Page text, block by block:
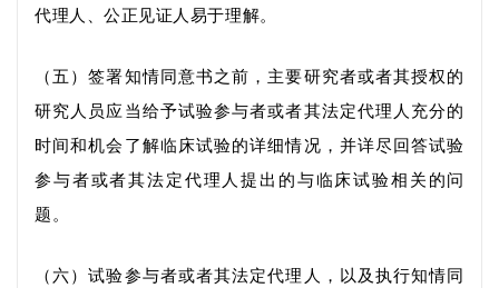
代理人、公正 见证人易于理解。
（五）签署知情同意书之前，主要研究者或者其授权的
研究人员应当给予试验参与者或者其法定代理人充分的
时间和机会了解临床试验的详细情况，并详尽回答试验
参与者或者其法定代理人提出的与临床试验相关的问
题。
（六）试验参与者或者其法定代理人，以及执行知情同